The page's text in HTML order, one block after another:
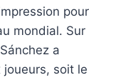
pour
mondial. Sur
a
soit le